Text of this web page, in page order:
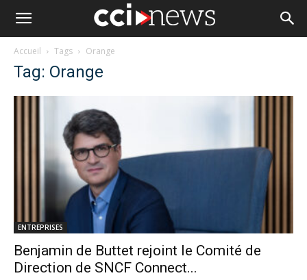
Accueil Tags Orange
Tag: Orange
ENTREPRISES
Benjamin de Buttet rejoint le Comité de
Direction de SNCF Connect...